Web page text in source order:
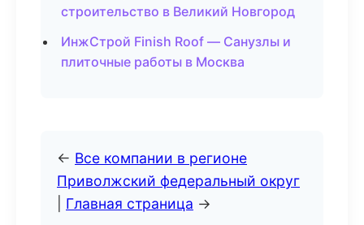
строительство в Великий Новгород
ИнжСтрой Finish Roof — Санузлы и
плиточные работы в Москва
← Все компании в регионе
Приволжский федеральный округ
Главная страница →